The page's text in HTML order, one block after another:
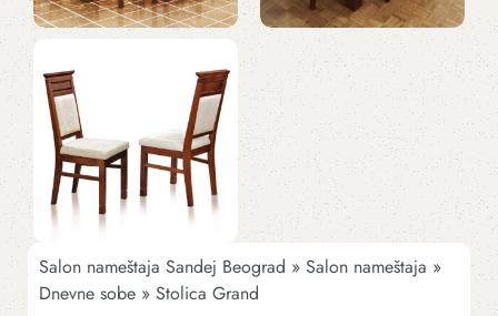
Salon nameštaja Sandej Beograd » Salon nameštaja »
Dnevne sobe » Stolica Grand